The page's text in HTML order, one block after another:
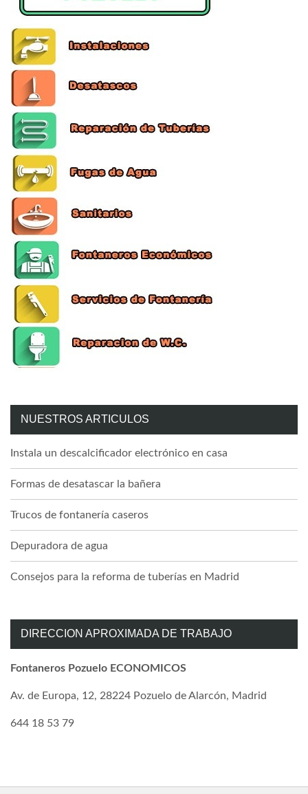
NUESTROS ARTICULOS
Instala un descalcificador electrónico en casa
Formas de desatascar la bañera
Trucos de fontanería caseros
Depuradora de agua
Consejos para la reforma de tuberías en Madrid
DIRECCION APROXIMADA DE TRABAJO
Fontaneros Pozuelo ECONOMICOS
Av. de Europa, 12, 28224 Pozuelo de Alarcón, Madrid
644 18 53 79